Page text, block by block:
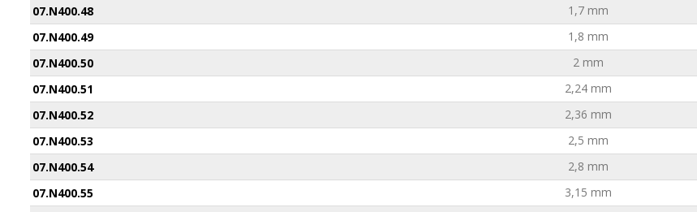
07.N400.48
1,7 mm
07.N400.49
1,8 mm
07.N400.50
2 mm
07.N400.51
2,24 mm
07.N400.52
2,36 mm
07.N400.53
2,5 mm
07.N400.54
2,8 mm
07.N400.55
3,15 mm